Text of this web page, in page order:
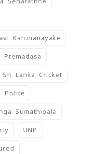
Karunanayake
Premadasa
Sri Lanka Cricket
Police
Sumathipala
UNP